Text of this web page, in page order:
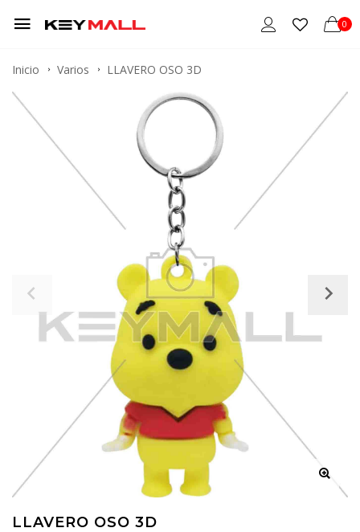
0
Inicio Varios LLAVERO OSO 3D
LLAVERO OSO 3D